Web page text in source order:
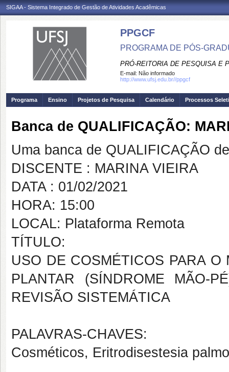
SIGAA - Sistema Integrado de Gestão de Atividades Acadêmicas
PPGCF
PROGRAMA DE PÓS-
PRÓ-REITORIA DE PESQUISA E
E-mail: Não informado
http://www.ufsj.edu.br//ppgcf
Programa Ensino Projetos de Pesquisa Calendário Processos
Banca de QUALIFICAÇÃO:
Uma banca de QUALIFICAÇÃO
DISCENTE : MARINA VIEIRA
DATA : 01/02/2021
HORA: 15:00
LOCAL: Plataforma Remota
TÍTULO:
USO DE COSMÉTICOS PARA
PLANTAR (SÍNDROME MÃO-
REVISÃO SISTEMÁTICA
PALAVRAS-CHAVES:
Cosméticos, Eritrodisestesia